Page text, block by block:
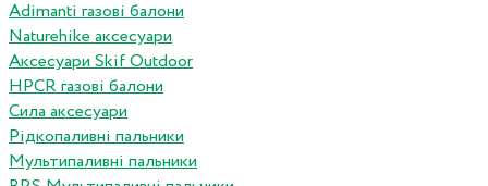
Adimanti газові балони
Naturehike аксесуари
Аксесуари Skif Outdoor
HPCR газові балони
Сила аксесуари
Рідкопаливні пальники
Мультипаливні пальники